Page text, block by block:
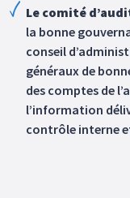
Le comité
la bonne
conseil
généraux de
des comptes de
l’information
contrôle interne